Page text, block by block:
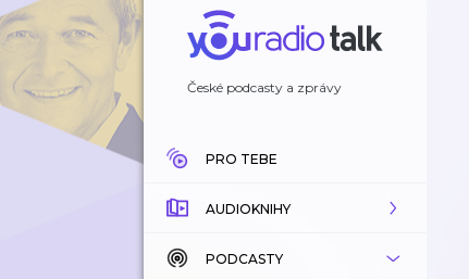
České podcasty a zprávy
PRO TEBE
AUDIOKNIHY
KATALOG
PODCASTY